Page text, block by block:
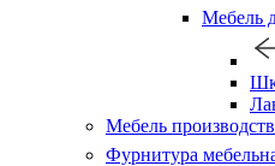
Мебель
Мебель
Фурнитура